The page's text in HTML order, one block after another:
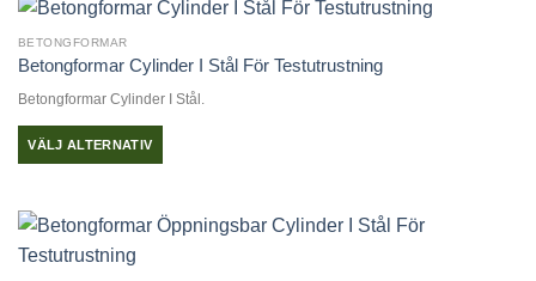
produktsidan
BETONGFORMAR
Betongformar Cylinder I Stål För Testutrustning
Betongformar Cylinder I Stål.
VÄLJ ALTERNATIV
produkten
har